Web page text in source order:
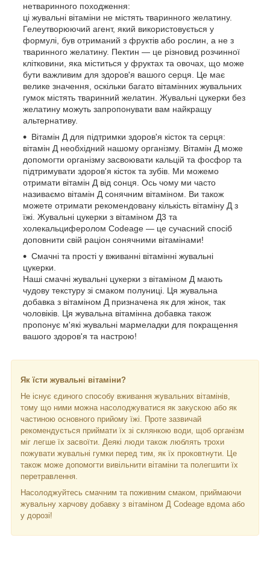
нетваринного походження:
ці жувальні вітаміни не містять тваринного желатину.
Гелеутворюючий агент, який використовується у
формулі, був отриманий з фруктів або рослин, а не з
тваринного желатину. Пектин — це різновид розчинної
клітковини, яка міститься у фруктах та овочах, що може
бути важливим для здоров'я вашого серця. Це має
велике значення, оскільки багато вітамінних жувальних
гумок містять тваринний желатин. Жувальні цукерки без
желатину можуть запропонувати вам найкращу
альтернативу.
Вітамін Д для підтримки здоров'я кісток та серця:
вітамін Д необхідний нашому організму. Вітамін Д може
допомогти організму засвоювати кальцій та фосфор та
підтримувати здоров'я кісток та зубів. Ми можемо
отримати вітамін Д від сонця. Ось чому ми часто
називаємо вітамін Д сонячним вітаміном. Ви також
можете отримати рекомендовану кількість вітаміну Д з
їжі. Жувальні цукерки з вітаміном Д3 та
холекальциферолом Codeage — це сучасний спосіб
доповнити свій раціон сонячними вітамінами!
Смачні та прості у вживанні вітамінні жувальні
цукерки.
Наші смачні жувальні цукерки з вітаміном Д мають
чудову текстуру зі смаком полуниці. Ця жувальна
добавка з вітаміном Д призначена як для жінок, так
чоловіків. Ця жувальна вітамінна добавка також
пропонує м'які жувальні мармеладки для покращення
вашого здоров'я та настрою!
Як їсти жувальні вітаміни?
Не існує єдиного способу вживання жувальних вітамінів,
тому що ними можна насолоджуватися як закускою або як
частиною основного прийому їжі. Проте зазвичай
рекомендується приймати їх зі склянкою води, щоб організм
міг легше їх засвоїти. Деякі люди також люблять трохи
пожувати жувальні гумки перед тим, як їх проковтнути. Це
також може допомогти вивільнити вітаміни та полегшити їх
перетравлення.
Насолоджуйтесь смачним та поживним смаком, приймаючи
жувальну харчову добавку з вітаміном Д Codeage вдома або
у дорозі!